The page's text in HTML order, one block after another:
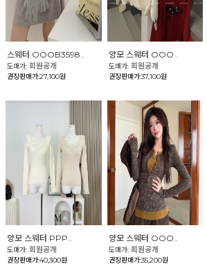
스웨터 OOOB3598..
도매가: 회원공개
권장판매가:27,100원
양모 스웨터 OOO..
도매가: 회원공개
권장판매가:37,100원
양모 스웨터 PPP..
도매가: 회원공개
권장판매가:40,300원
양모 스웨터 OOO..
도매가: 회원공개
권장판매가:35,200원